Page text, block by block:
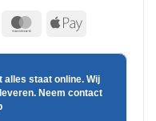
alles staat online. Wij
Neem contact